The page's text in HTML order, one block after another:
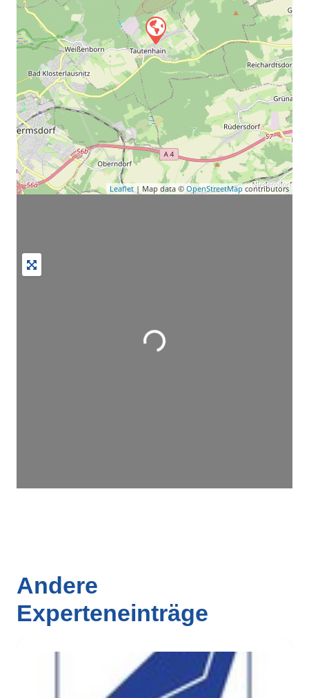
Leaflet | Map data © OpenStreetMapcontributors
Wird geladen …
Andere
Experteneinträge